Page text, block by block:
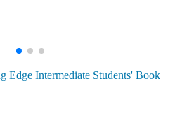
Edge Intermediate Students' Book